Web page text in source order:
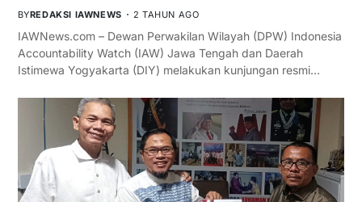
BYREDAKSI IAWNEWS 2 TAHUN AGO
IAWNews.com – Dewan Perwakilan Wilayah (DPW) Indonesia
Accountability Watch (IAW) Jawa Tengah dan Daerah
Istimewa Yogyakarta (DIY) melakukan kunjungan resmi…